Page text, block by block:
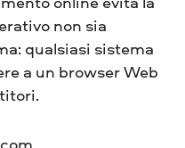
non sia
qualsiasi sistema
a un browser Web